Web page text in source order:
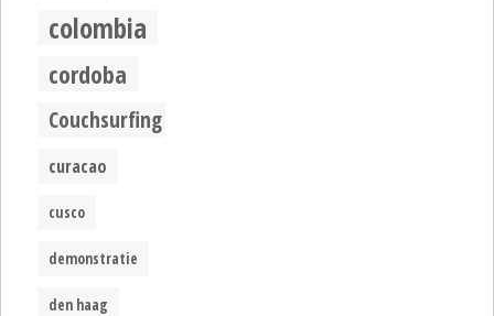
colombia
cordoba
Couchsurfing
curacao
cusco
demonstratie
den haag